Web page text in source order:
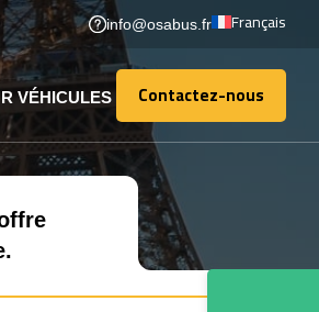
info@osabus.fr Français
VÉHICULES Contactez-nous
Contactez-nous